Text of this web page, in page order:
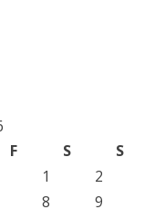
F S
S
1
2
8
9